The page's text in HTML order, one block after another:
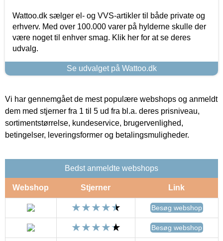
Wattoo.dk sælger el- og VVS-artikler til både private og
erhverv. Med over 100.000 varer på hylderne skulle der
være noget til enhver smag. Klik her for at se deres
udvalg.
Se udvalget på Wattoo.dk
Vi har gennemgået de mest populære webshops og anmeldt
dem med stjerner fra 1 til 5 ud fra bl.a. deres prisniveau,
sortimentstørrelse, kundeservice, brugervenlighed,
betingelser, leveringsformer og betalingsmuligheder.
Bedst anmeldte webshops
Webshop Stjerner Link
Besøg webshop
Besøg webshop